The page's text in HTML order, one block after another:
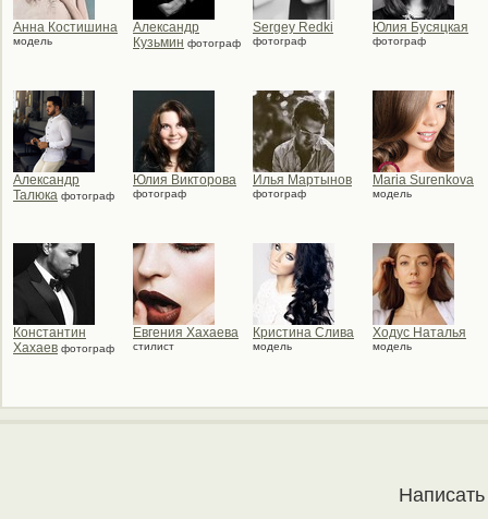
Анна Костишина
модель
Александр
Кузьмин фотограф
Sergey Redki
фотограф
Юлия Бусяцкая
фотограф
Александр
Талюка фотограф
Юлия Викторова
фотограф
Илья Мартынов
фотограф
Maria Surenkova
модель
Константин
Хахаев фотограф
Евгения Хахаева
стилист
Кристина Слива
модель
Ходус Наталья
модель